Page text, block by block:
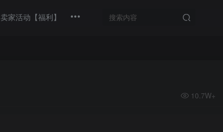
卖家活动【福利】
10.7W+